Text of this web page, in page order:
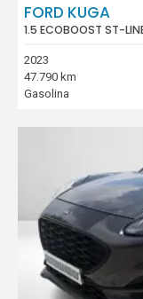
FORD KUGA
1.5 ECOBOOST ST-
2023
47.790 km
Gasolina